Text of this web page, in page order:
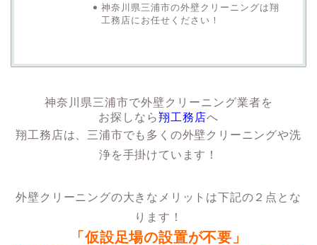
神奈川県三浦市の外壁クリーニングは翔
工務店にお任せください！
神奈川県三浦市で外壁クリーニング業者を
お探しなら翔工務店へ
翔工務店は、三浦市でも多くの外壁クリーニングや洗
浄を手掛けています！
外壁クリーニングの大きなメリットは下記の２点とな
ります！
「仮設足場の設置が不要」